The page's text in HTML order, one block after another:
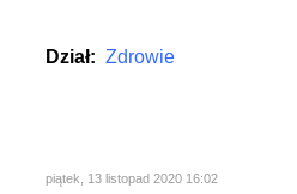
Dział: Zdrowie
piątek, 13 listopad 2020 16:02